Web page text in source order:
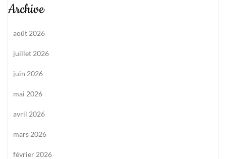
Archive
août 2026
juillet 2026
juin 2026
mai 2026
avril 2026
mars 2026
février 2026